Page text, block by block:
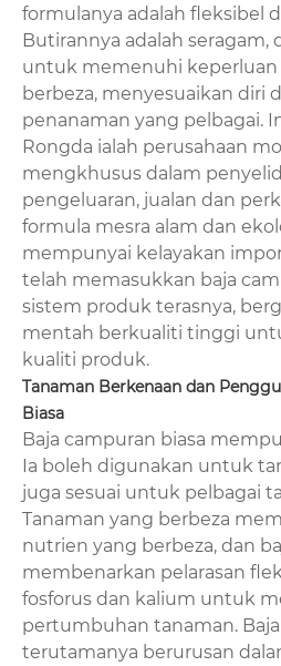
formulanya adalah fleksibel
Butirannya adalah seragam,
untuk memenuhi
berbeza, menyesuaikan diri
penanaman yang pelbagai.
Rongda ialah perusahaan
mengkhusus dalam
pengeluaran, jualan dan
formula mesra alam dan
mempunyai kelayakan
telah memasukkan baja
sistem produk terasnya,
mentah berkualiti tinggi
kualiti produk.
Tanaman Berkenaan dan
Biasa
Baja campuran biasa
Ia boleh digunakan untuk
juga sesuai untuk pelbagai
Tanaman yang berbeza
nutrien yang berbeza, dan
membenarkan pelarasan
fosforus dan kalium untuk
pertumbuhan tanaman.
terutamanya berurusan